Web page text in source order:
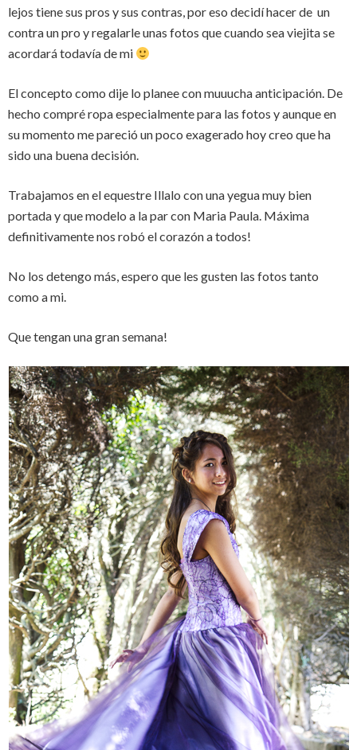
lejos tiene sus pros y sus contras, por eso decidí hacer de un
contra un pro y regalarle unas fotos que cuando sea viejita se
acordará todavía de mi
El concepto como dije lo planee con muuucha anticipación. De
hecho compré ropa especialmente para las fotos y aunque en
su momento me pareció un poco exagerado hoy creo que ha
sido una buena decisión.
Trabajamos en el equestre Illalo con una yegua muy bien
portada y que modelo a la par con Maria Paula. Máxima
definitivamente nos robó el corazón a todos!
No los detengo más, espero que les gusten las fotos tanto
como a mi.
Que tengan una gran semana!